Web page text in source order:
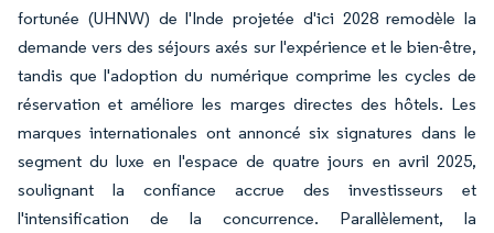
fortunée (UHNW) de l'Inde projetée d'ici 2028 remodèle la
demande vers des séjours axés sur l'expérience et le bien-être,
tandis que l'adoption du numérique comprime les cycles de
réservation et améliore les marges directes des hôtels. Les
marques internationales ont annoncé six signatures dans le
segment du luxe en l'espace de quatre jours en avril 2025,
soulignant la confiance accrue des investisseurs et
l'intensification de la concurrence. Parallèlement, la